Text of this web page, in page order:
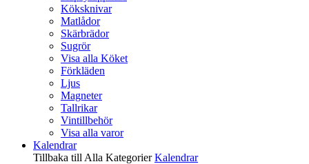
Köksknivar
Matlådor
Skärbrädor
Sugrör
Visa alla Köket
Förkläden
Ljus
Magneter
Tallrikar
Vintillbehör
Visa alla varor
Kalendrar
Tillbaka till Alla Kategorier Kalendrar